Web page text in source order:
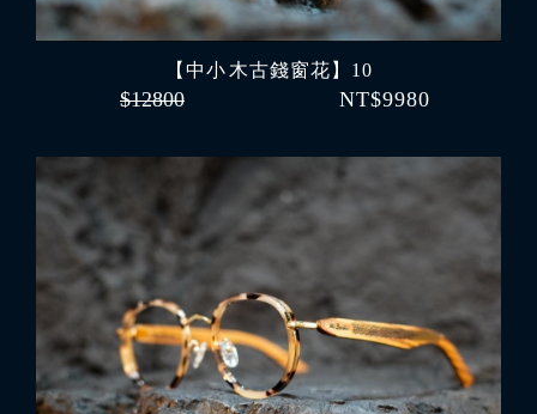
【中小 木古錢窗花】10
$12800 NT$9980